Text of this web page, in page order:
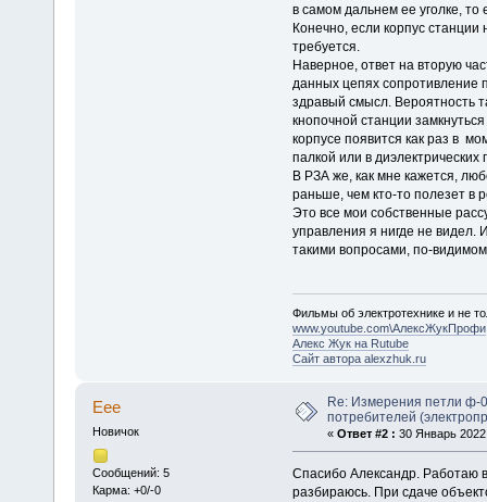
в самом дальнем ее уголке, то
Конечно, если корпус
требуется.
Наверное, ответ на вторую
данных цепях сопротивление
здравый смысл. Вероятность
кнопочной станции
корпусе появится как раз в
палкой или в диэлектрических
В РЗА же, как мне кажется,
раньше, чем кто-то полезет в
Это все мои собственные
управления я нигде не видел.
такими вопросами, по-
Фильмы об электротехнике и не
www.youtube.com\АлексЖукПрофи
Алекс Жук на Rutube
Сайт автора alexzhuk.ru
Еее
Новичок
Сообщений: 5
Карма: +0/-0
Re: Измерения петли ф-
потребителей
« Ответ #2 : 30 Январь
Спасибо Александр. Работаю
разбираюсь. При сдаче